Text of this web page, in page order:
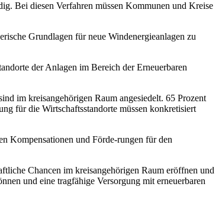
Bei diesen Verfahren müssen Kommunen und Kreise
Grundlagen für neue Windenergieanlagen zu
der Anlagen im Bereich der Erneuerbaren
im kreisangehörigen Raum angesiedelt. 65 Prozent
für die Wirtschaftsstandorte müssen konkretisiert
Kompensationen und Förde-rungen für den
Chancen im kreisangehörigen Raum eröffnen und
und eine tragfähige Versorgung mit erneuerbaren